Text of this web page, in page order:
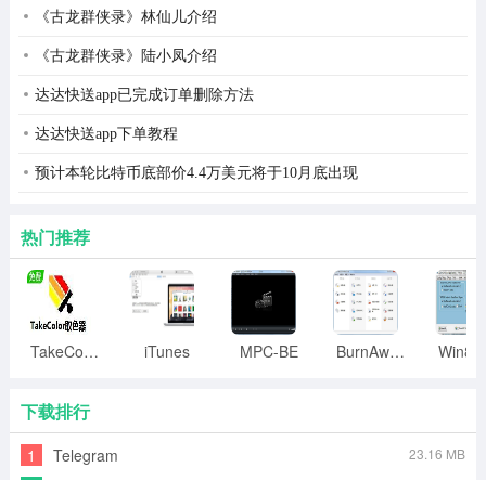
《古龙群侠录》林仙儿介绍
《古龙群侠录》陆小凤介绍
达达快送app已完成订单删除方法
达达快送app下单教程
预计本轮比特币底部价4.4万美元将于10月底出现
热门推荐
TakeColor取色器 iTunes MPC-BE BurnAware
下载排行
1 Telegram 23.16 MB